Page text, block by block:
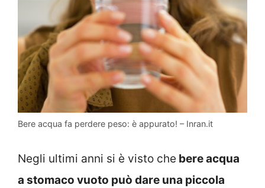
Bere acqua fa perdere peso: è appurato! – Inran.it
Negli ultimi anni si è visto che bere acqua
a stomaco vuoto può dare una piccola